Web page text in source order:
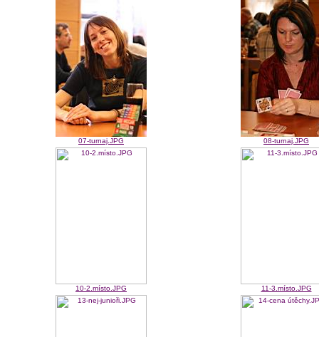
07-turnaj.JPG 08-turnaj.JPG
10-2.místo.JPG 11-3.místo.JPG